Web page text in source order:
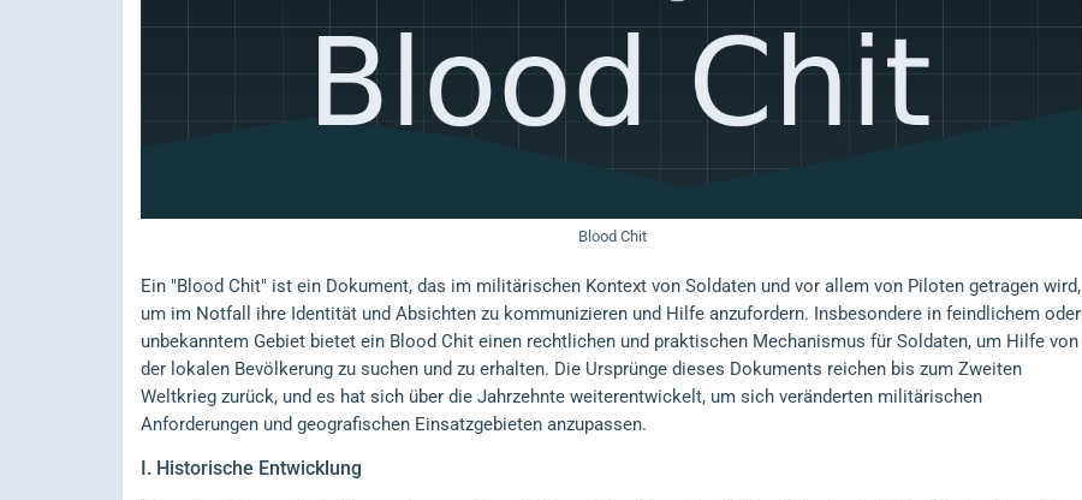
Blood Chit
Ein "Blood Chit" ist ein Dokument, das im militärischen Kontext von Soldaten und vor allem von Piloten getragen wird,
um im Notfall ihre Identität und Absichten zu kommunizieren und Hilfe anzufordern. Insbesondere in feindlichem oder
unbekanntem Gebiet bietet ein Blood Chit einen rechtlichen und praktischen Mechanismus für Soldaten, um Hilfe von
der lokalen Bevölkerung zu suchen und zu erhalten. Die Ursprünge dieses Dokuments reichen bis zum Zweiten
Weltkrieg zurück, und es hat sich über die Jahrzehnte weiterentwickelt, um sich veränderten militärischen
Anforderungen und geografischen Einsatzgebieten anzupassen.
I. Historische Entwicklung